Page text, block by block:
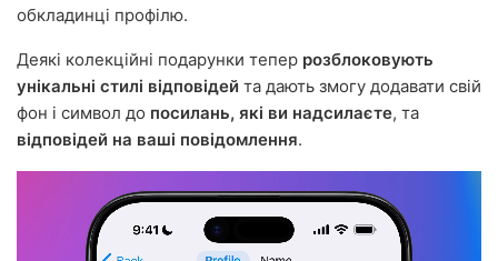
обкладинці профілю.
Деякі колекційні подарунки тепер розблоковують
унікальні стилі відповідей та дають змогу додавати свій
фон і символ до посилань, які ви надсилаєте, та
відповідей на ваші повідомлення.